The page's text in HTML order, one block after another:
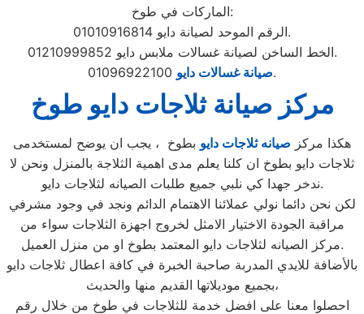
الماركات في طوخ:
الرقم الموحد لصيانة دايو 01010916814.
الخط الساخن لصيانة غسالات ملابس دايو 01210999852.
صيانة غسالات دايو01096922100.
مركز صيانة ثلاجات دايو طوخ
هكذا مركز صيانه ثلاجات دايو بطوخ ، يجب ان يوضح لمستخدمى
ثلاجات دايو بطوخ ان كلنا يعلم مدى اهمية الثلاجة بالمنزل ونحن لا
ندخر جهدا كي نلبي جميع طلبات الصيانه لثلاجات دايو.
لكن نحن دائما نولي عملائنا الاهتمام الدائم ونجد في وجود مشرفي
مراقبة الجودة الاختيار الامثل لخروج اجهزة الثلاجات سواء من
مركز الصيانه لثلاجات دايو المعتمد بطوخ او من منزل العميل.
بالأضافة للايدي المدربة صاحبة الخبرة في كافة اعطال ثلاجات دايو
بجميع موديلاتها القديم منها والحديث،
احصلوا معنا على افضل خدمة للثلاجات في طوخ من خلال رقم